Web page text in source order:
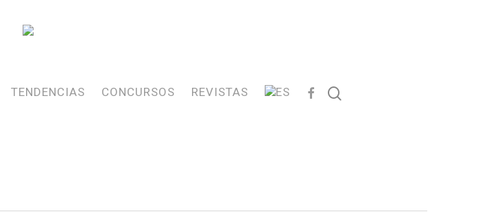
TENDENCIAS CONCURSOS REVISTAS FACEBOOK